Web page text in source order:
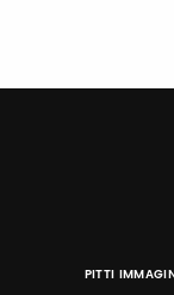
PITTI